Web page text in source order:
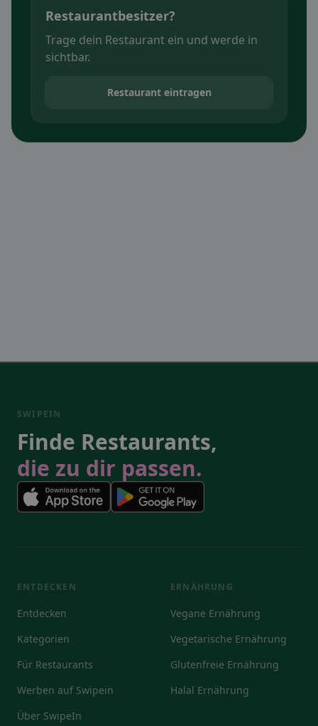
Restaurantbesitzer?
Trage dein Restaurant ein und werde in
sichtbar.
Restaurant eintragen
SWIPEIN
Finde Restaurants,
die zu dir passen.
ENTDECKEN
Entdecken
Kategorien
Für Restaurants
Werben auf Swipein
Über SwipeIn
ERNÄHRUNG
Vegane Ernährung
Vegetarische Ernährung
Glutenfreie Ernährung
Halal Ernährung